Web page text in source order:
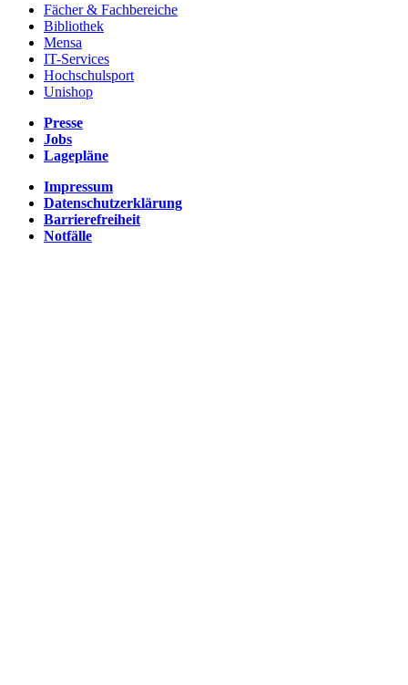
Fächer & Fachbereiche
Bibliothek
Mensa
IT-Services
Hochschulsport
Unishop
Presse
Jobs
Lagepläne
Impressum
Datenschutzerklärung
Barrierefreiheit
Notfälle